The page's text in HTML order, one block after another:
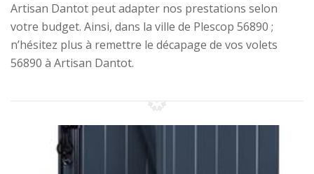
Artisan Dantot peut adapter nos prestations selon
votre budget. Ainsi, dans la ville de Plescop 56890 ;
n’hésitez plus à remettre le décapage de vos volets
56890 à Artisan Dantot.